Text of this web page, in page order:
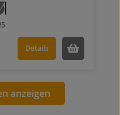
Details
anzeigen